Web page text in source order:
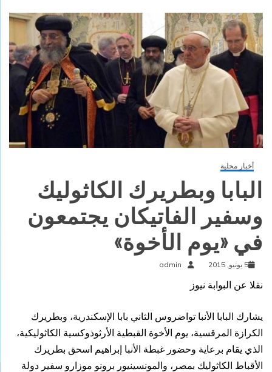
أخبار محلية
البابا وبطريرك الكاثوليك
وسفير الفاتيكان يجتمعون
في «يوم الأخوة»
5 يونيو, 2015 admin
نقلا عن البوابة نيوز
يشارك البابا الأنبا تواضروس الثاني بابا الإسكندرية، وبطريرك
الكرازة المرقسية، يوم الأخوة القبطية الأرثوذوكسية الكاثوليكية،
الذي يقام برعاية وحضور غبطة الأنبا إبراهيم اسحق بطريرك
الأقباط الكاثوليك بمصر، والمونسينيور برونو موزارو سفير دولة